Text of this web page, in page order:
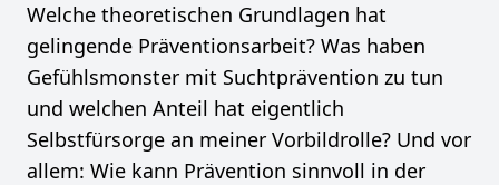
Welche theoretischen Grundlagen hat
gelingende Präventionsarbeit? Was haben
Gefühlsmonster mit Suchtprävention zu tun
und welchen Anteil hat eigentlich
Selbstfürsorge an meiner Vorbildrolle? Und vor
allem: Wie kann Prävention sinnvoll in der